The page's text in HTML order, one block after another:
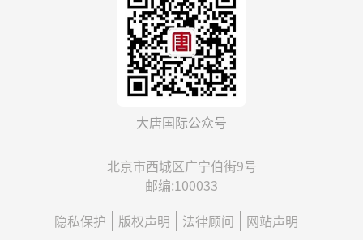
大唐国际公众号
北京市西城区广宁伯街9号
邮编:100033
隐私保护
版权声明 法律顾问 网站声明